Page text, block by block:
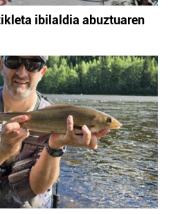
ibilaldia abuztuaren